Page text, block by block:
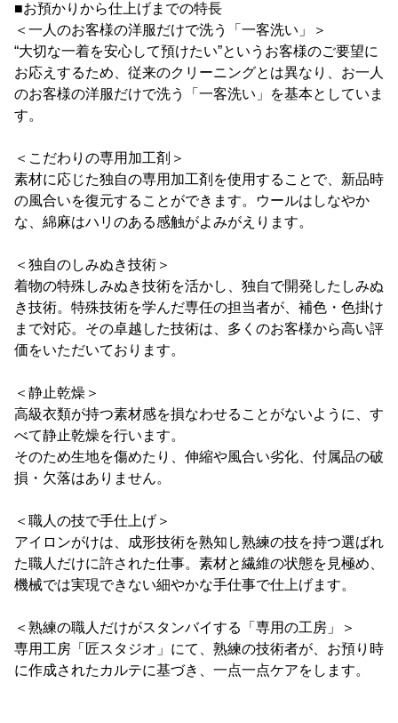
■お預かりから仕上げまでの特長
＜一人のお客様の洋服だけで洗う「一客洗い」＞
“大切な一着を安心して預けたい”というお客様のご要望に
お応えするため、従来のクリーニングとは異なり、お一人
のお客様の洋服だけで洗う「一客洗い」を基本としていま
す。
＜こだわりの専用加工剤＞
素材に応じた独自の専用加工剤を使用することで、新品時
の風合いを復元することができます。ウールはしなやか
な、綿麻はハリのある感触がよみがえります。
＜独自のしみぬき技術＞
着物の特殊しみぬき技術を活かし、独自で開発したしみぬ
き技術。特殊技術を学んだ専任の担当者が、補色・色掛け
まで対応。その卓越した技術は、多くのお客様から高い評
価をいただいております。
＜静止乾燥＞
高級衣類が持つ素材感を損なわせることがないように、す
べて静止乾燥を行います。
そのため生地を傷めたり、伸縮や風合い劣化、付属品の破
損・欠落はありません。
＜職人の技で手仕上げ＞
アイロンがけは、成形技術を熟知し熟練の技を持つ選ばれ
た職人だけに許された仕事。素材と繊維の状態を見極め、
機械では実現できない細やかな手仕事で仕上げます。
＜熟練の職人だけがスタンバイする「専用の工房」＞
専用工房「匠スタジオ」にて、熟練の技術者が、お預り時
に作成されたカルテに基づき、一点一点ケアをします。